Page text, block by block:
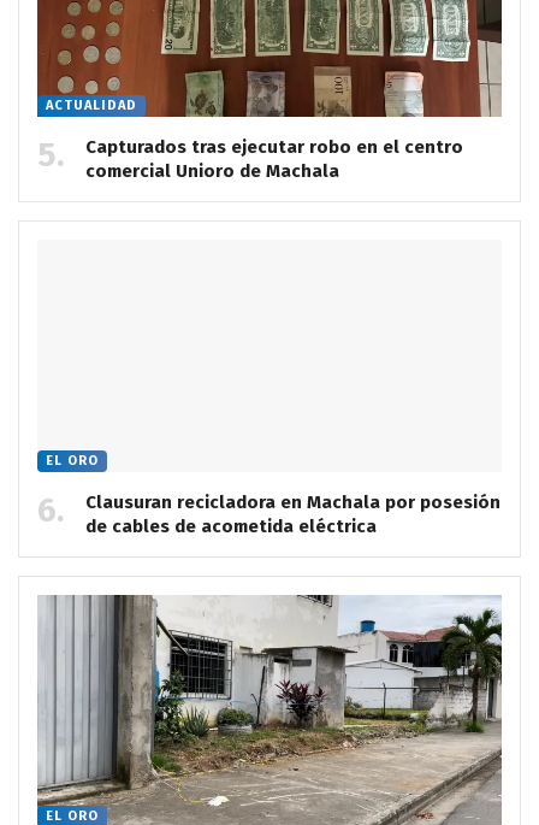
ACTUALIDAD
Capturados tras ejecutar robo en el centro
comercial Unioro de Machala
EL ORO
Clausuran recicladora en Machala por posesión
de cables de acometida eléctrica
EL ORO